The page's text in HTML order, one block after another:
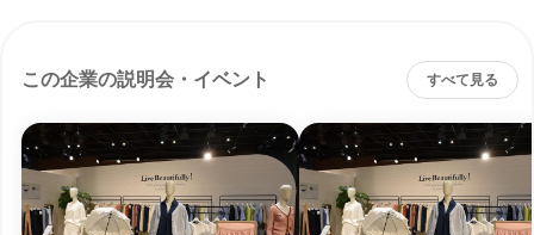
この企業の説明会・イベント すべて見る